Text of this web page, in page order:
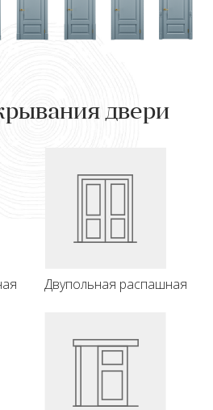
двери
Двупольная распашная